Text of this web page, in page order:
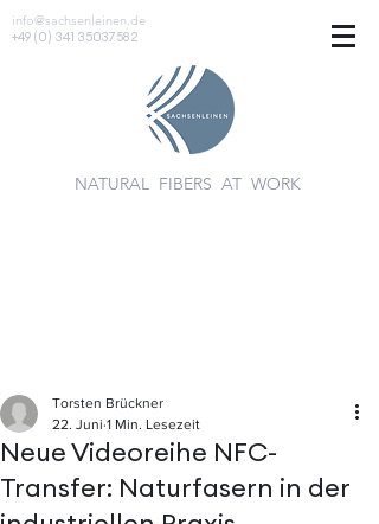
info@sachsenleinen.de
+49 (0) 341 35037582
NATURAL FIBERS AT WORK
Neue Videoreihe NFC-
Transfer: Naturfasern in der
Torsten Brückner
22. Juni 1 Min. Lesezeit